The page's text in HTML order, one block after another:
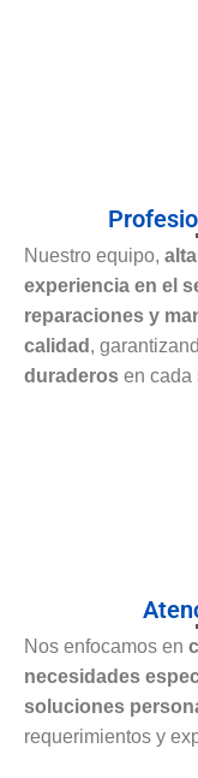
Nuestro equipo,
experiencia en el
reparaciones y
calidad ,
duraderos en cada
Nos enfocamos en
necesidades
soluciones
requerimientos y